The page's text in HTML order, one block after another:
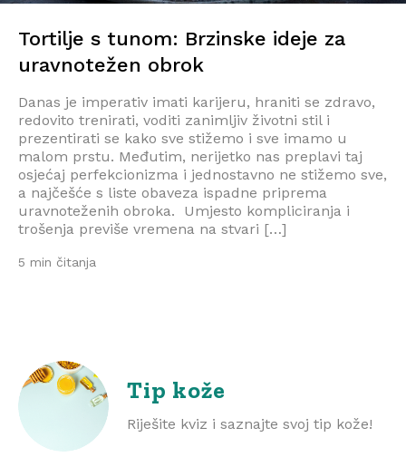
Tortilje s tunom: Brzinske ideje za
uravnotežen obrok
Danas je imperativ imati karijeru, hraniti se zdravo,
redovito trenirati, voditi zanimljiv životni stil i
prezentirati se kako sve stižemo i sve imamo u
malom prstu. Međutim, nerijetko nas preplavi taj
osjećaj perfekcionizma i jednostavno ne stižemo sve,
a najčešće s liste obaveza ispadne priprema
uravnoteženih obroka. Umjesto kompliciranja i
trošenja previše vremena na stvari […]
5 min čitanja
Tip kože
Riješite kviz i saznajte svoj tip kože!